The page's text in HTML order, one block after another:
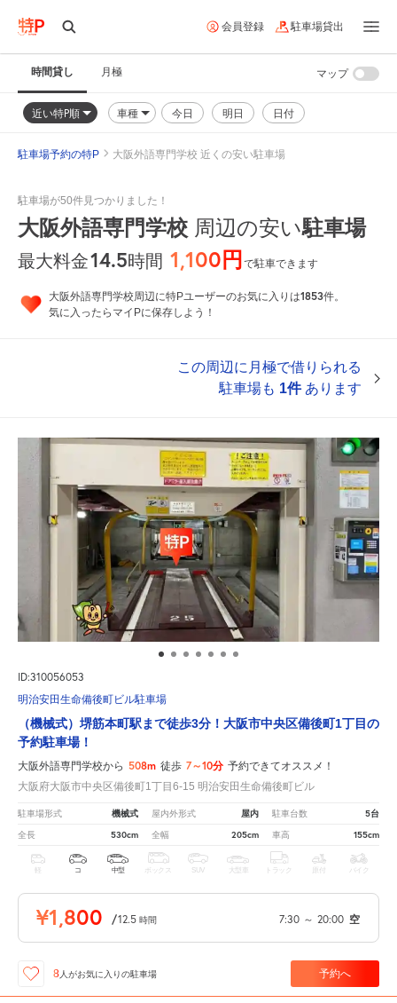
会員登録 駐車場貸出
時間貸し 月極
近い特P順 車種 今日 明日 日付
マップ
駐車場予約の特P 大阪外語専門学校 近くの安い駐車場
駐車場が50件見つかりました！
大阪外語専門学校 周辺の安い駐車場
最大料金14.5時間 1,100円で駐車できます
大阪外語専門学校周辺に特Pユーザーのお気に入りは1853件。
気に入ったらマイPに保存しよう！
この周辺に月極で借りられる
駐車場も 1件あります
ID:310056053
明治安田生命備後町ビル駐車場
（機械式）堺筋本町駅まで徒歩3分！大阪市中央区備後町1丁目の
予約駐車場！
大阪外語専門学校から 508m 徒歩 7～10分 予約できてオススメ！
大阪府大阪市中央区備後町1丁目6-15 明治安田生命備後町ビル
駐車場形式 機械式 屋内外形式 屋内 駐車台数 5台
全長 530cm 全幅 205cm 車高 155cm
軽 コ 中型 ボックス SUV 大型車 トラック 原付 バイク
¥1,800 /12.5 時間 7:30 ～ 20:00 空
8 人がお気に入りの駐車場 予約へ